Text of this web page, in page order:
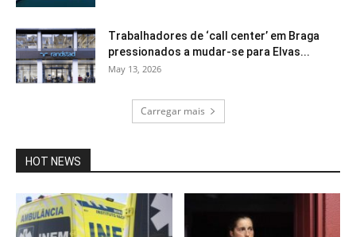
Trabalhadores de ‘call center’ em Braga
pressionados a mudar-se para Elvas...
May 13, 2026
Carregar mais
HOT NEWS